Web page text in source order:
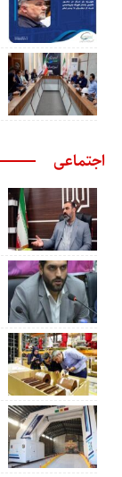
اجتماعی